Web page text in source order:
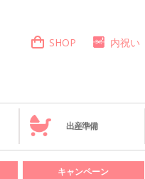
SHOP 内祝い
出産準備
キャンペーン